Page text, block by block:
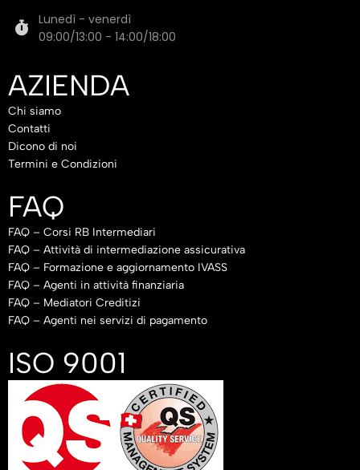
Lunedì - venerdì
09:00/13:00 - 14:00/18:00
AZIENDA
Chi siamo
Contatti
Dicono di noi
Termini e Condizioni
FAQ
FAQ – Corsi RB Intermediari
FAQ – Attività di intermediazione assicurativa
FAQ – Formazione e aggiornamento IVASS
FAQ – Agenti in attività finanziaria
FAQ – Mediatori Creditizi
FAQ – Agenti nei servizi di pagamento
ISO 9001